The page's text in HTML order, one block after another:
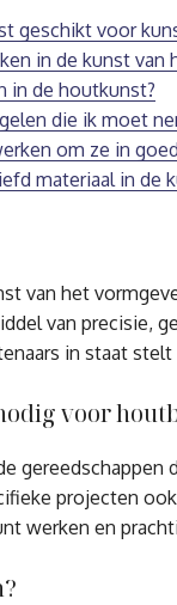
geschikt voor
in de kunst van
in de houtkunst?
die ik moet
om ze in
materiaal in de
van het
van precisie,
in staat
voor
gereedschappen
projecten
werken en